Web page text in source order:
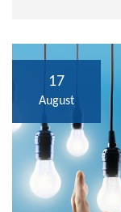
17
August